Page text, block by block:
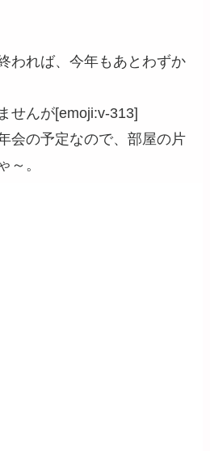
われば、今年もあとわずか
せんが[emoji:v-313]
会の予定なので、部屋の片
～。